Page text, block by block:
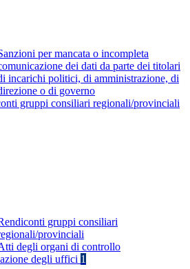
per mancata o incompleta
dei dati da parte dei titolari
incarichi politici, di amministrazione, di
o di governo
gruppi consiliari regionali/provinciali
gruppi consiliari
provinciali
degli organi di controllo
degli uffici 1